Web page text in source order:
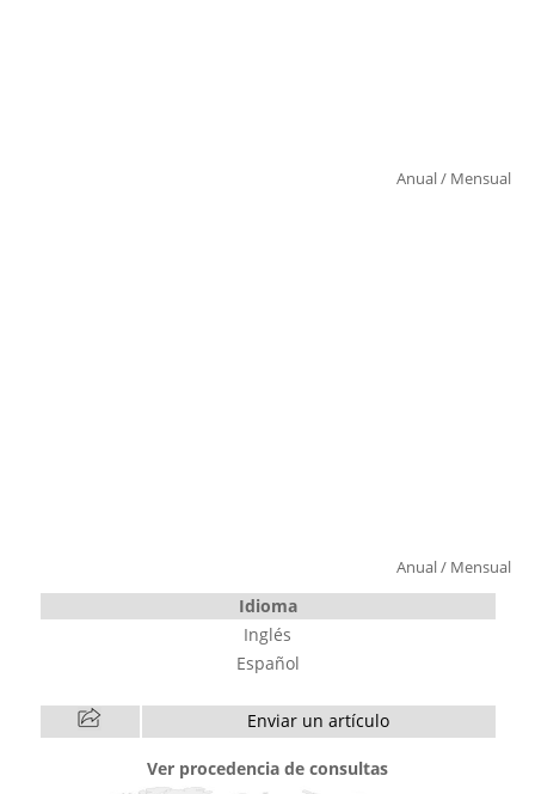
Anual/ Mensual
Anual/ Mensual
Idioma
Inglés
Español
Enviar un artículo
Ver procedencia de consultas